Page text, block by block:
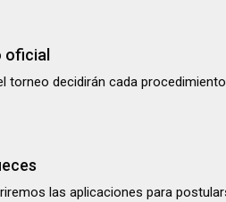
oficial
torneo decidirán cada
las aplicaciones para